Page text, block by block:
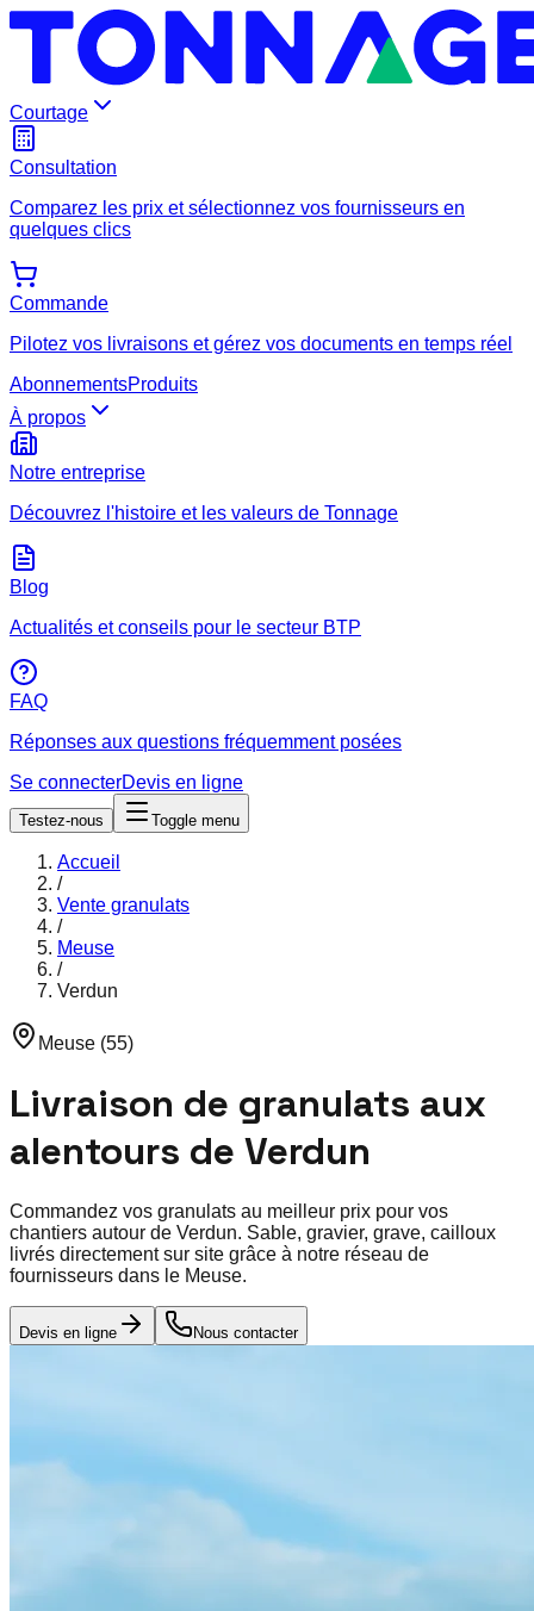
Courtage
Consultation
Comparez les prix et sélectionnez vos fournisseurs en
quelques clics
Commande
Pilotez vos livraisons et gérez vos documents en temps réel
AbonnementsProduits
À propos
Notre entreprise
Découvrez l'histoire et les valeurs de Tonnage
Blog
Actualités et conseils pour le secteur BTP
FAQ
Réponses aux questions fréquemment posées
Se connecterDevis en ligne
Testez-nous Toggle menu
Accueil
/
Vente granulats
/
Meuse
/
Verdun
Meuse (55)
Livraison de granulats aux
alentours de Verdun
Commandez vos granulats au meilleur prix pour vos
chantiers autour de Verdun. Sable, gravier, grave, cailloux
livrés directement sur site grâce à notre réseau de
fournisseurs dans le Meuse.
Devis en ligne Nous contacter